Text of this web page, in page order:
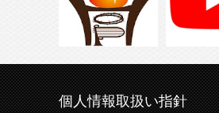
個人情報取扱い指針